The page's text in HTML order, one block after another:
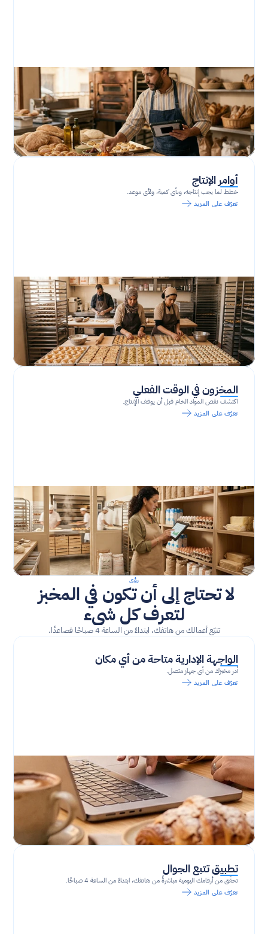
أوامر الإنتاج
خطط لما يجب إنتاجه، وبأي كمية، ولأي موعد.
تعرّف على المزيد
المخزون في الوقت الفعلي
اكتشف نقص المواد الخام قبل أن يوقف الإنتاج.
تعرّف على المزيد
رؤى
لتعرف كل شيء
تتبّع أعمالك من هاتفك، ابتداءً من الساعة 4 صباحًا فصاعدًا.
الواجهة الإدارية متاحة من أي مكان
أدر مخبزك من أي جهاز متصل.
تعرّف على المزيد
تطبيق تتبع الجوال
تحقّق من أرقامك اليومية مباشرةً من هاتفك، ابتداءً من الساعة 4 صباحًا.
تعرّف على المزيد